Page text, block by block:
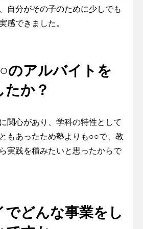
自分がその子のために少しでも
感できました。
アルバイトを
たか？
関心があり、学科の特性として
もあったため塾よりも○○で、教
実践を積みたいと思ったからで
どんな事業をし